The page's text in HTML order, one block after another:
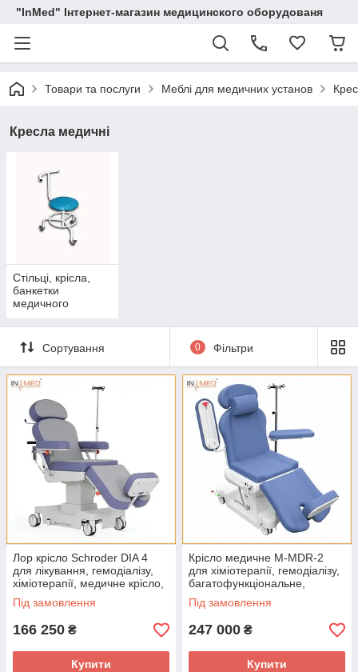
"InMed" Інтернет-магазин медицинского оборудованя
Товари та послуги Меблі для медичних установ
Кресла медичні
Стільці, крісла,
банкетки
медичного
Сортування 0 Фільтри
Лор крісло Schroder DIA 4
для лікування, гемодіалізу,
хіміотерапії, медичне крісло,
багатофункціональне крісло
Під замовлення
166 250 ₴
Купити
Крісло медичне M-MDR-2
для хіміотерапії, гемодіалізу,
багатофункціональне,
пересувне
Під замовлення
247 000 ₴
Купити